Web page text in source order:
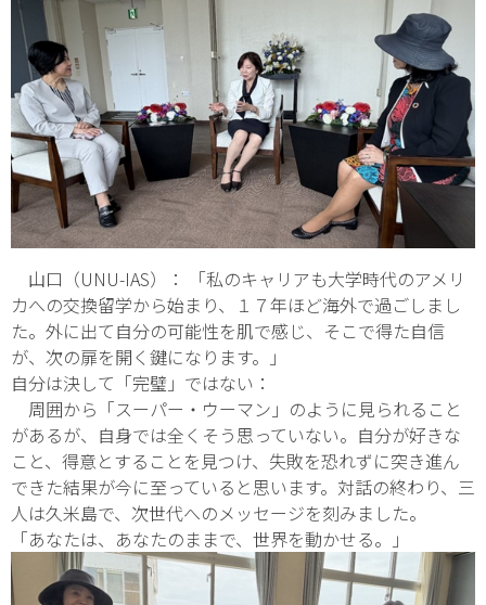
山口（UNU-IAS）： 「私のキャリアも大学時代のアメリ
カへの交換留学から始まり、１７年ほど海外で過ごしまし
た。外に出て自分の可能性を肌で感じ、そこで得た自信
が、次の扉を開く鍵になります。」
自分は決して「完璧」ではない：
周囲から「スーパー・ウーマン」のように見られること
があるが、自身では全くそう思っていない。自分が好きな
こと、得意とすることを見つけ、失敗を恐れずに突き進ん
できた結果が今に至っていると思います。対話の終わり、三
人は久米島で、次世代へのメッセージを刻みました。
「あなたは、あなたのままで、世界を動かせる。」